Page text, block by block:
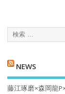
NEWS
藤江琢磨×森岡龍